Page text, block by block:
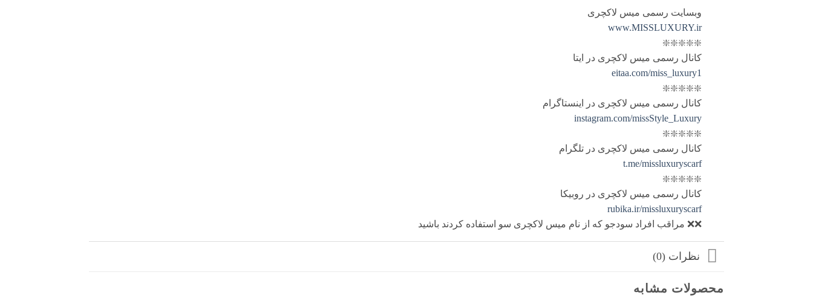
وبسایت رسمی میس لاکچری
www.MISSLUXURY.ir
❇️❇️❇️❇️❇️
کانال رسمی میس لاکچری در ایتا
eitaa.com/miss_luxury1
❇️❇️❇️❇️❇️
کانال رسمی میس لاکچری در اینستاگرام
instagram.com/missStyle_Luxury
❇️❇️❇️❇️❇️
کانال رسمی میس لاکچری در تلگرام
t.me/missluxuryscarf
❇️❇️❇️❇️❇️
کانال رسمی میس لاکچری در روبیکا
rubika.ir/missluxuryscarf
❌❌ مراقب افراد سودجو که از نام میس لاکچری سو استفاده کردند باشید
نظرات (0)
محصولات مشابه